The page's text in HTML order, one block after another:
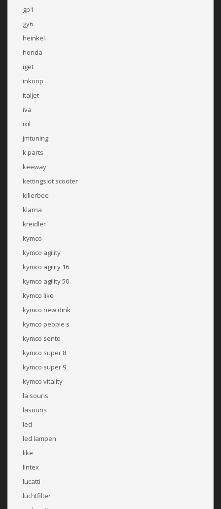
gp1
gy6
heinkel
honda
iget
inkoop
italjet
iva
ixil
jmtuning
k parts
keeway
kettingslot scooter
killerbee
klarna
kreidler
kymco
kymco agility
kymco agility 16
kymco agility 50
kymco like
kymco new dink
kymco people s
kymco sento
kymco super 8
kymco super 9
kymco vitality
la souris
lasouris
led
led lampen
like
lintex
lucatti
luchtfilter